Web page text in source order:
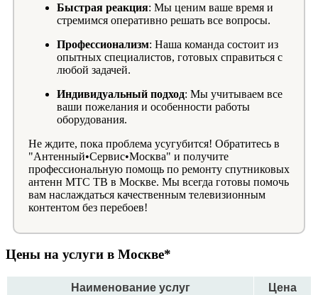
Быстрая реакция: Мы ценим ваше время и
стремимся оперативно решать все вопросы.
Профессионализм: Наша команда состоит из
опытных специалистов, готовых справиться с
любой задачей.
Индивидуальный подход: Мы учитываем все
ваши пожелания и особенности работы
оборудования.
Не ждите, пока проблема усугубится! Обратитесь в
"Антенный•Сервис•Москва" и получите
профессиональную помощь по ремонту спутниковых
антенн МТС ТВ в Москве. Мы всегда готовы помочь
вам наслаждаться качественным телевизионным
контентом без перебоев!
Цены на услуги в Москве*
Наименование услуг
Цена